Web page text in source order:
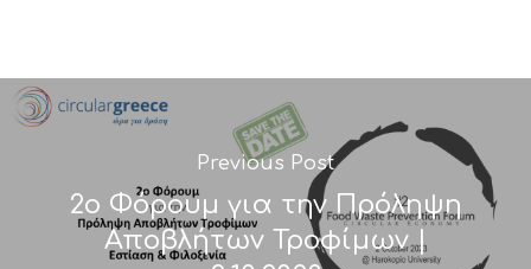
Previous Post
2ο Φόρουμ για την Πρόληψη
Αποβλήτων Τροφίμων |